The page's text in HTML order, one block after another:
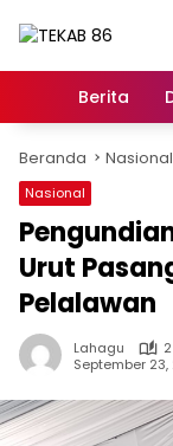
Home
Berita
Beranda Nasional
Nasional
Urut
Pelalawan
Lahagu
September